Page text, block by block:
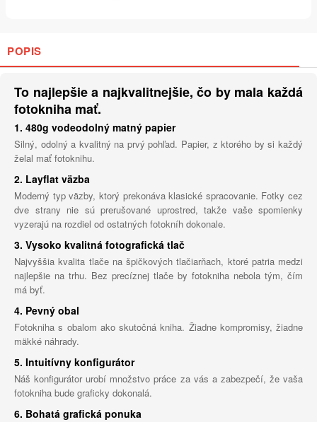
POPIS
To najlepšie a najkvalitnejšie, čo by mala každá
fotokniha mať.
1. 480g vodeodolný matný papier
Silný, odolný a kvalitný na prvý pohľad. Papier, z ktorého by si každý
želal mať fotoknihu.
2. Layflat väzba
Moderný typ väzby, ktorý prekonáva klasické spracovanie. Fotky cez
dve strany nie sú prerušované uprostred, takže vaše spomienky
vyzerajú na rozdiel od ostatných fotokníh dokonale.
3. Vysoko kvalitná fotografická tlač
Najvyššia kvalita tlače na špičkových tlačiarňach, ktoré patria medzi
najlepšie na trhu. Bez precíznej tlače by fotokniha nebola tým, čím
má byť.
4. Pevný obal
Fotokniha s obalom ako skutočná kniha. Žiadne kompromisy, žiadne
mäkké náhrady.
5. Intuitívny konfigurátor
Náš konfigurátor urobí množstvo práce za vás a zabezpečí, že vaša
fotokniha bude graficky dokonalá.
6. Bohatá grafická ponuka